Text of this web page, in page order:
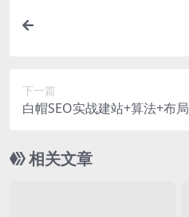
下一篇
白帽SEO实战建站+算法+布局
相关文章